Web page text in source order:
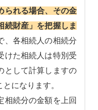
られる場合、その金
続財産」を把握しま
、各相続人の相続分
けた相続人は特別受
として計算しますの
になります。
相続分の金額を上回